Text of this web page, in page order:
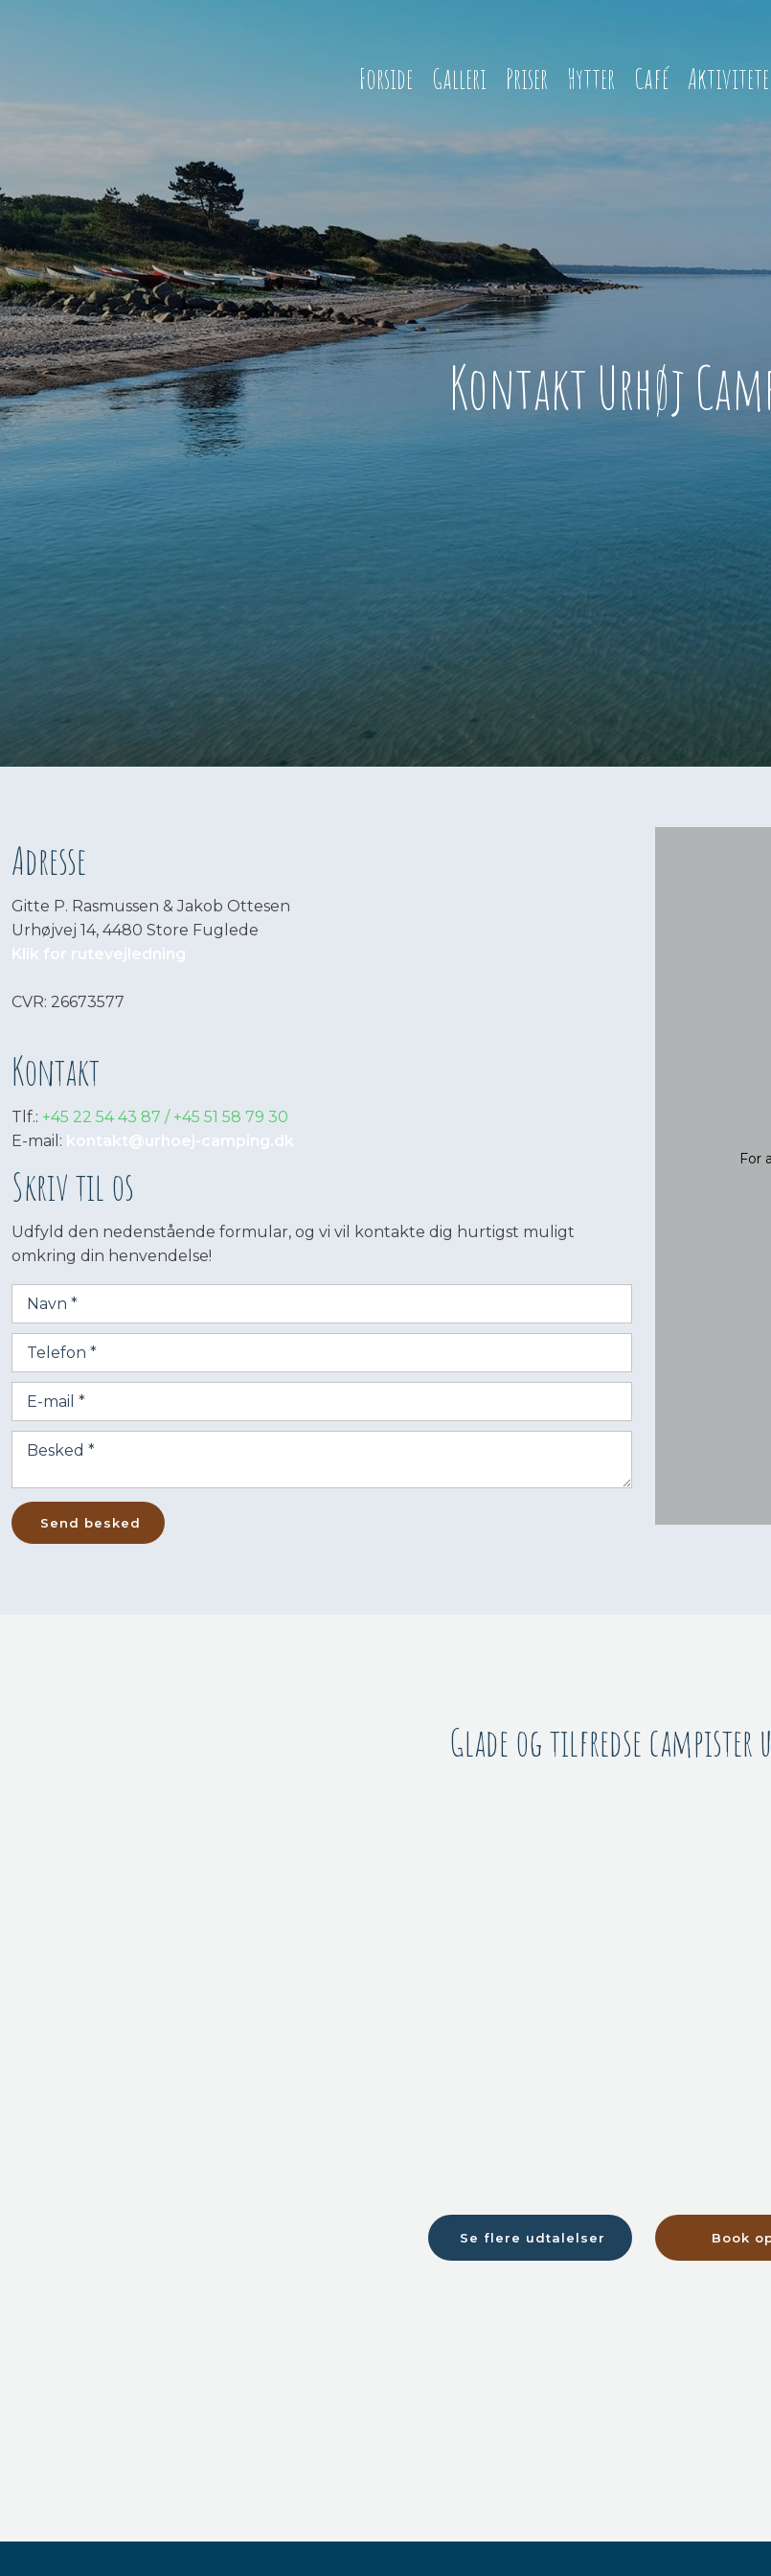
Forside Galleri Priser Hytter Café
Kontakt Urhøj
Adresse​
Gitte P. Rasmussen & Jakob Ottesen
Urhøjvej 14, 4480 Store Fuglede
Klik for rutevejledning
​CVR: 26673577
Kontakt
Tlf.: +45 22 54 43 87 / +45 51 58 79 30
E-mail: kontakt@urhoej-camping.dk
​Skriv til os
Udfyld den nedenstående formular, og vi vil kontakte dig hurtigst muligt
omkring din henvendelse!​
For
Glade og tilfredse campister
Se flere udtalelser​ Book